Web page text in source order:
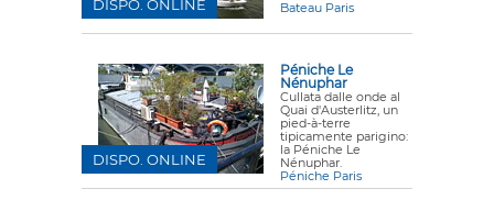
Bateau Paris
DISPO. ONLINE
Péniche Le
Nénuphar
Cullata dalle onde al
Quai d'Austerlitz, un
pied-à-terre
tipicamente parigino:
la Péniche Le
Nénuphar.
Péniche Paris
DISPO. ONLINE